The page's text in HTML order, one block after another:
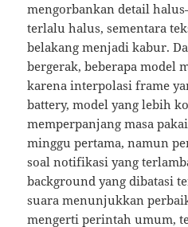
mengorbankan detail
terlalu halus, sementara
belakang menjadi kabur.
bergerak, beberapa model
karena interpolasi frame
battery, model yang lebih
memperpanjang masa
minggu pertama, namun
soal notifikasi yang
background yang dibatasi
suara menunjukkan
mengerti perintah umum,